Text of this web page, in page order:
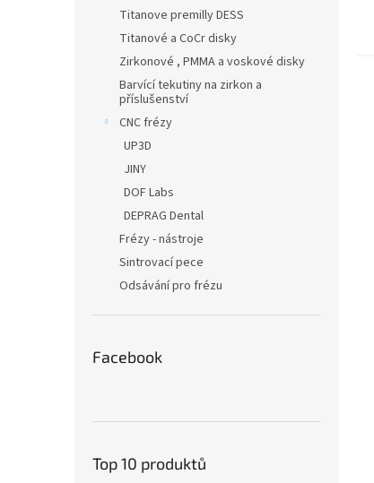
Titanove premilly DESS
Titanové a CoCr disky
Zirkonové , PMMA a voskové disky
Barvící tekutiny na zirkon a
příslušenství
CNC frézy
UP3D
JINY
DOF Labs
DEPRAG Dental
Frézy - nástroje
Sintrovací pece
Odsávání pro frézu
Facebook
Top 10 produktů